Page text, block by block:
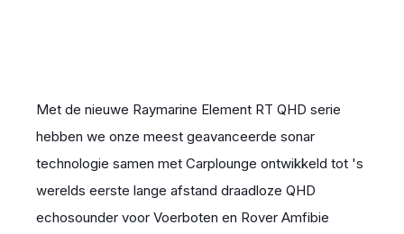
Met de nieuwe Raymarine Element RT QHD serie
hebben we onze meest geavanceerde sonar
technologie samen met Carplounge ontwikkeld tot 's
werelds eerste lange afstand draadloze QHD
echosounder voor Voerboten en Rover Amfibie